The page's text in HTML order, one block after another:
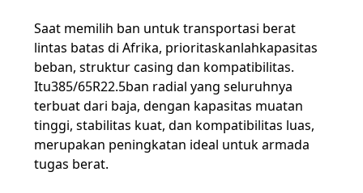
Saat memilih ban untuk transportasi berat
lintas batas di Afrika, prioritaskanlahkapasitas
beban, struktur casing dan kompatibilitas.
Itu385/65R22.5ban radial yang seluruhnya
terbuat dari baja, dengan kapasitas muatan
tinggi, stabilitas kuat, dan kompatibilitas luas,
merupakan peningkatan ideal untuk armada
tugas berat.